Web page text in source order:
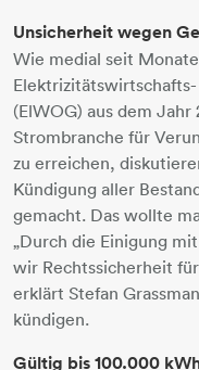
Unsicherheit wegen
Wie medial seit
(ElWOG) aus dem
Strombranche für
zu erreichen,
Kündigung aller
gemacht. Das wollte
„Durch die Einigung
wir Rechtssicherheit
erklärt Stefan
kündigen.
Gültig bis 100.000